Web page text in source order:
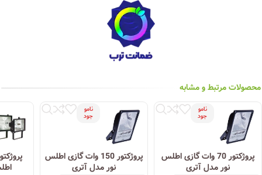
محصولات مرتبط و مشابه
نامو
جود
پروژکتور 70 وات گازی اطلس
نور مدل آتری
نامو
جود
پروژکتور 150 وات گازی اطلس
نور مدل آتری